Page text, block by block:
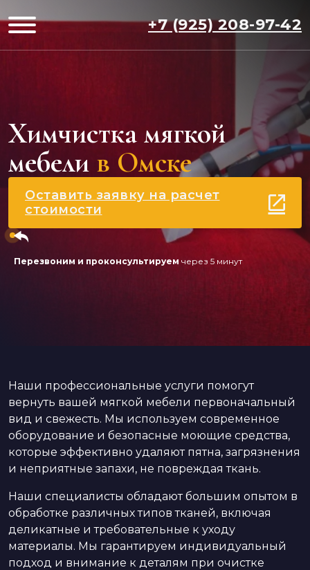
+7 (925) 208-97-42
Химчистка мягкой
мебели в Омске
Оставить заявку на расчет
стоимости
Перезвоним и проконсультируем через 5 минут
Наши профессиональные услуги помогут
вернуть вашей мягкой мебели первоначальный
вид и свежесть. Мы используем современное
оборудование и безопасные моющие средства,
которые эффективно удаляют пятна, загрязнения
и неприятные запахи, не повреждая ткань.
Наши специалисты обладают большим опытом в
обработке различных типов тканей, включая
деликатные и требовательные к уходу
материалы. Мы гарантируем индивидуальный
подход и внимание к деталям при очистке